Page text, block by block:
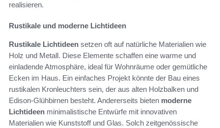
realisieren.
Rustikale und moderne Lichtideen
Rustikale Lichtideen setzen oft auf natürliche Materialien wie
Holz und Metall. Diese Elemente schaffen eine warme und
einladende Atmosphäre, ideal für Wohnräume oder gemütliche
Ecken im Haus. Ein einfaches Projekt könnte der Bau eines
rustikalen Kronleuchters sein, der aus alten Holzbalken und
Edison-Glühbirnen besteht. Andererseits bieten moderne
Lichtideen minimalistische Entwürfe mit innovativen
Materialien wie Kunststoff und Glas. Solch zeitgenössische